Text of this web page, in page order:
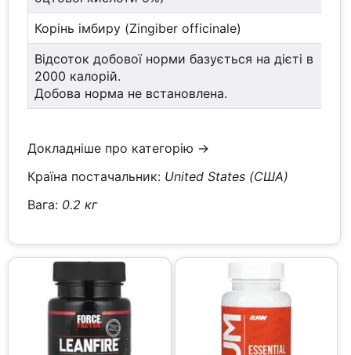
Корінь імбиру (Zingiber officinale)
Відсоток добової норми базується на дієті в
2000 калорій.
Добова норма не встановлена.
Докладніше про категорію →
Країна постачальник: United States (США)
Вага: 0.2 кг